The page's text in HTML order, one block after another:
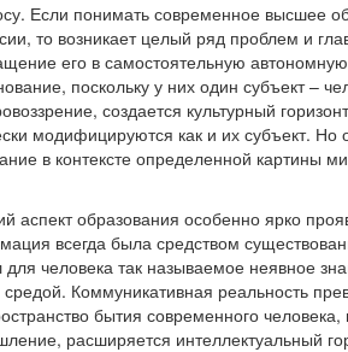
Если понимать современное высшее
то возникает целый ряд проблем и
его в самостоятельную
поскольку у них один субъект –
создается культурный
модифицируются как и их субъект. Но
в контексте определенной картины
аспект образования особенно ярко
всегда была средством
для человека так называемое неявное
Коммуникативная реальность
бытия современного
расширяется интеллектуальный